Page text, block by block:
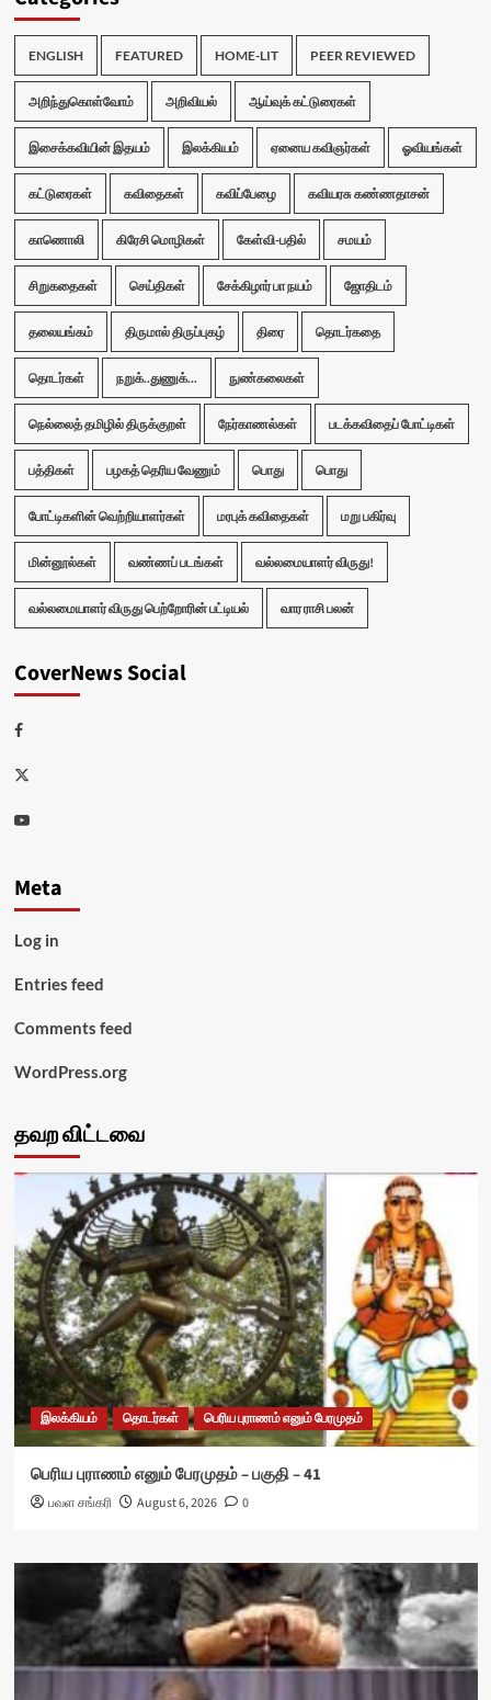
ENGLISH FEATURED HOME-LIT PEER REVIEWED
அறிந்துகொள்வோம் அறிவியல் ஆய்வுக் கட்டுரைகள்
இசைக்கவியின் இதயம் இலக்கியம் ஏனைய கவிஞர்கள் ஓவியங்கள்
கட்டுரைகள் கவிதைகள் கவிப்பேழை கவியரசு கண்ணதாசன்
காணொலி கிரேசி மொழிகள் கேள்வி-பதில் சமயம்
சிறுகதைகள் செய்திகள் சேக்கிழார் பா நயம் ஜோதிடம்
தலையங்கம் திருமால் திருப்புகழ் திரை தொடர்கதை
தொடர்கள் நறுக்..துணுக்... நுண்கலைகள்
நெல்லைத் தமிழில் திருக்குறள் நேர்காணல்கள் படக்கவிதைப் போட்டிகள்
பத்திகள் பழகத் தெரிய வேணும் பொது பொது
போட்டிகளின் வெற்றியாளர்கள் மரபுக் கவிதைகள் மறு பகிர்வு
மின்னூல்கள் வண்ணப் படங்கள் வல்லமையாளர் விருது!
வல்லமையாளர் விருது பெற்றோரின் பட்டியல் வார ராசி பலன்
CoverNews Social
Facebook
Twitter
Youtube
Meta
Log in
Entries feed
Comments feed
WordPress.org
தவற விட்டவை
இலக்கியம் தொடர்கள் பெரிய புராணம் எனும் பேரமுதம்
பெரிய புராணம் எனும் பேரமுதம் – பகுதி – 41
பவள சங்கரி August 6, 2026 0